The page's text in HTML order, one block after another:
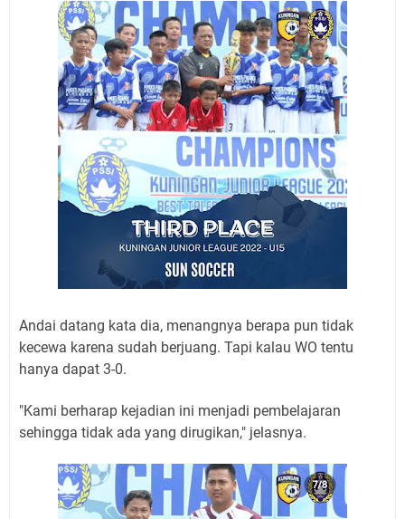
Andai datang kata dia, menangnya berapa pun tidak
kecewa karena sudah berjuang. Tapi kalau WO tentu
hanya dapat 3-0.
"Kami berharap kejadian ini menjadi pembelajaran
sehingga tidak ada yang dirugikan," jelasnya.